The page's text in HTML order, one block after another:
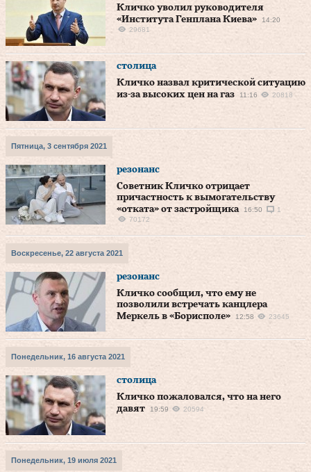
Кличко уволил руководителя
«Института Генплана Киева»
14:20
29681
столица
Кличко назвал критической ситуацию
из-за высоких цен на газ
11:16 20818
Пятница, 3 сентября 2021
резонанс
Советник Кличко отрицает
причастность к вымогательству
«отката» от застройщика
16:50
1
70172
Воскресенье, 22 августа 2021
резонанс
Кличко сообщил, что ему не
позволили встречать канцлера
Меркель в «Борисполе»
12:58 23645
Понедельник, 16 августа 2021
столица
Кличко пожаловался, что на него
давят
19:59 20594
Понедельник, 19 июля 2021